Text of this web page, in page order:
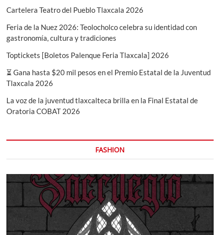
Cartelera Teatro del Pueblo Tlaxcala 2026
Feria de la Nuez 2026: Teolocholco celebra su identidad con
gastronomía, cultura y tradiciones
Toptickets [Boletos Palenque Feria Tlaxcala] 2026
⏳ Gana hasta $20 mil pesos en el Premio Estatal de la Juventud
Tlaxcala 2026
La voz de la juventud tlaxcalteca brilla en la Final Estatal de
Oratoria COBAT 2026
FASHION